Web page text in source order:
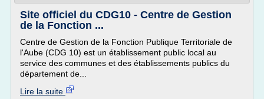
Site officiel du CDG10 - Centre de Gestion
de la Fonction ...
Centre de Gestion de la Fonction Publique Territoriale de
l'Aube (CDG 10) est un établissement public local au
service des communes et des établissements publics du
département de...
Lire la suite